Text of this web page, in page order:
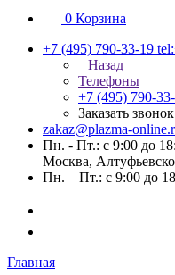
0 Корзина
+7 (495) 790-33-19
Назад
Телефоны
+7 (495) 790-
Заказать звонок
zakaz@plazma-
Пн. - Пт.: с 9:00 до
Москва,
Пн. – Пт.: с 9:00 до
Главная